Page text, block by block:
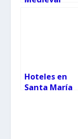
Hoteles en
Santa María